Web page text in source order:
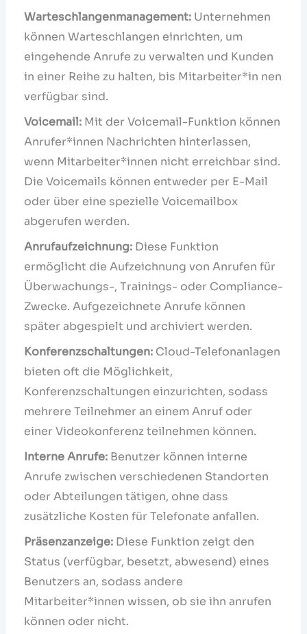
Warteschlangenmanagement:Unternehmen
können Warteschlangen einrichten, um
eingehende Anrufe zu verwalten und Kunden
in einer Reihe zu halten, bis Mitarbeiter*in nen
verfügbar sind.
Voicemail:Mit der Voicemail-Funktion können
Anrufer*innen Nachrichten hinterlassen,
wenn Mitarbeiter*innen nicht erreichbar sind.
Die Voicemails können entweder per E-Mail
oder über eine spezielle Voicemailbox
abgerufen werden.
Anrufaufzeichnung:Diese Funktion
ermöglicht die Aufzeichnung von Anrufen für
Überwachungs-, Trainings- oder Compliance-
Zwecke. Aufgezeichnete Anrufe können
später abgespielt und archiviert werden.
Konferenzschaltungen:Cloud-Telefonanlagen
bieten oft die Möglichkeit,
Konferenzschaltungen einzurichten, sodass
mehrere Teilnehmer an einem Anruf oder
einer Videokonferenz teilnehmen können.
Interne Anrufe:Benutzer können interne
Anrufe zwischen verschiedenen Standorten
oder Abteilungen tätigen, ohne dass
zusätzliche Kosten für Telefonate anfallen.
Präsenzanzeige:Diese Funktion zeigt den
Status (verfügbar, besetzt, abwesend) eines
Benutzers an, sodass andere
Mitarbeiter*innen wissen, ob sie ihn anrufen
können oder nicht.